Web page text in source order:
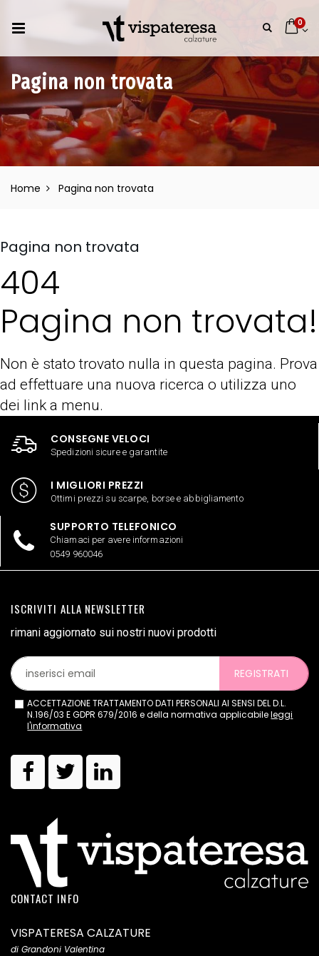
0
Pagina non trovata
Home Pagina non trovata
Pagina non trovata
404
Pagina non trovata!
Non è stato trovato nulla in questa pagina. Prova
ad effettuare una nuova ricerca o utilizza uno
dei link a menu.
CONSEGNE VELOCI
Spedizioni sicure e garantite
I MIGLIORI PREZZI
Ottimi prezzi su scarpe, borse e abbigliamento
SUPPORTO TELEFONICO
Chiamaci per avere informazioni
0549 960046
ISCRIVITI ALLA NEWSLETTER
rimani aggiornato sui nostri nuovi prodotti
REGISTRATI
ACCETTAZIONE TRATTAMENTO DATI PERSONALI AI SENSI DEL D.L.
N.196/03 E GDPR 679/2016 e della normativa applicabileleggi
l'informativa
CONTACT INFO
VISPATERESA CALZATURE
di Grandoni Valentina